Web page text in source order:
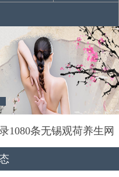
1080条无锡观荷养生网